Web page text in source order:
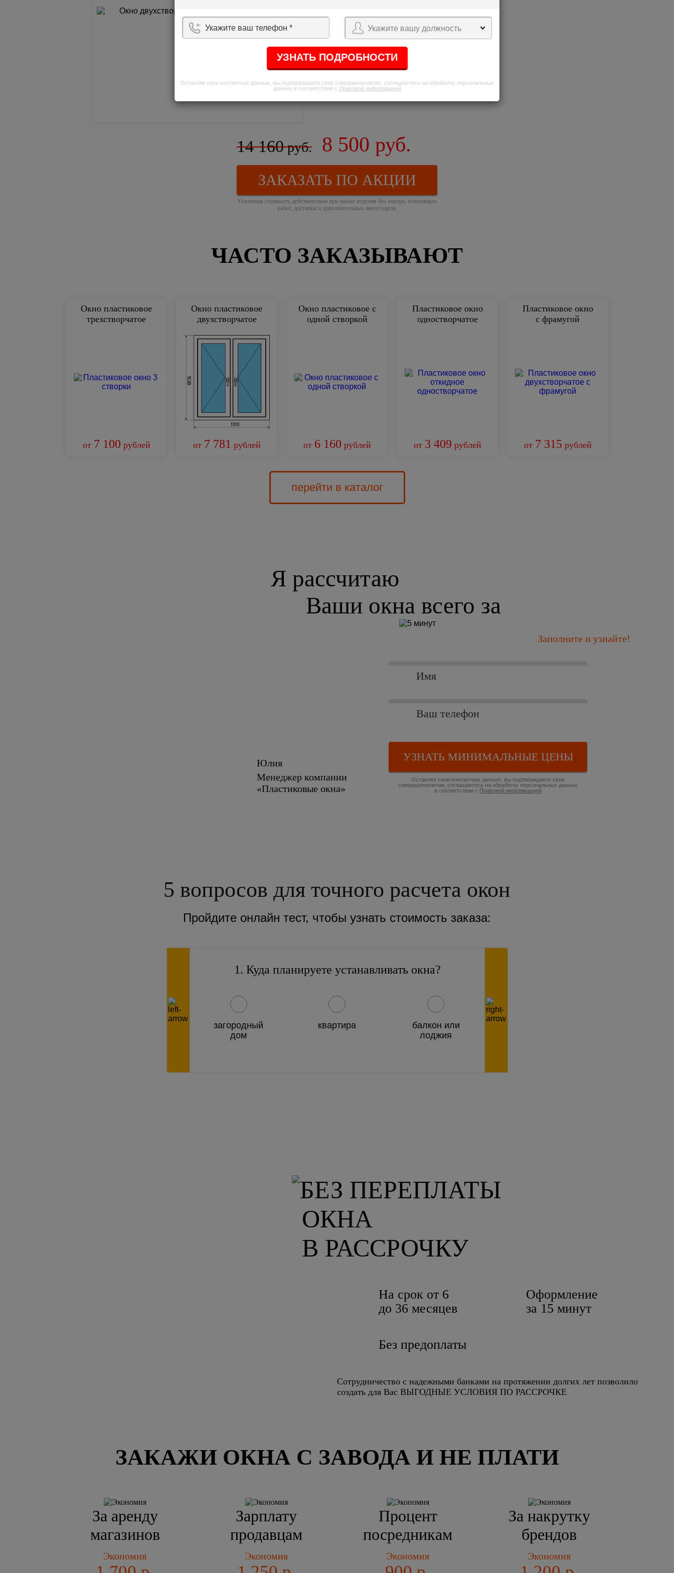
В стоимость окон включено:
Оконная рама ПВХ
Стеклопакеты
Фурнитура
Оконная ручка
Подоконный монтажный профиль
14 160руб. 8 500 руб.
ЗАКАЗАТЬ ПО АКЦИИ
Указанная стоимость действительна при заказе изделия без замера, монтажных
работ, доставки и дополнительных аксессуаров.
ЧАСТО ЗАКАЗЫВАЮТ
Окно пластиковое
трехстворчатое
от 7 100 рублей
Окно пластиковое
двухстворчатое
от 7 781 рублей
Окно пластиковое с
одной створкой
от 6 160 рублей
Пластиковое окно
одностворчатое
от 3 409 рублей
Пластиковое окно
с фрамугой
от 7 315 рублей
перейти в каталог
Юлия
Менеджер компании
«Пластиковые окна»
Я рассчитаю
Ваши окна всего за
Заполните и узнайте!
УЗНАТЬ МИНИМАЛЬНЫЕ ЦЕНЫ
Оставляя свои контактные данные, вы подтверждаете свое
совершеннолетие, соглашаетесь на обработку персональных данных
в соответствии с Правовой информацией
5 вопросов для точного расчета окон
Пройдите онлайн тест, чтобы узнать стоимость заказа:
1. Куда планируете устанавливать окна?
загородный
дом
квартира
балкон или
лоджия
ОКНА
В РАССРОЧКУ
На срок от 6
до 36 месяцев
Оформление
за 15 минут
Без предоплаты
Сотрудничество с надежными банками на протяжении долгих лет позволило
создать для Вас ВЫГОДНЫЕ УСЛОВИЯ ПО РАССРОЧКЕ
ЗАКАЖИ ОКНА С ЗАВОДА И НЕ ПЛАТИ
За аренду
магазинов
Экономия
Зарплату
продавцам
Экономия
Процент
посредникам
Экономия
За накрутку
брендов
Экономия
Укажите вашу должность
Оставляя свои контактные данные, вы подтверждаете свое совершеннолетие, соглашаетесь на обработку персональных
данных в соответствии с Правовой информацией